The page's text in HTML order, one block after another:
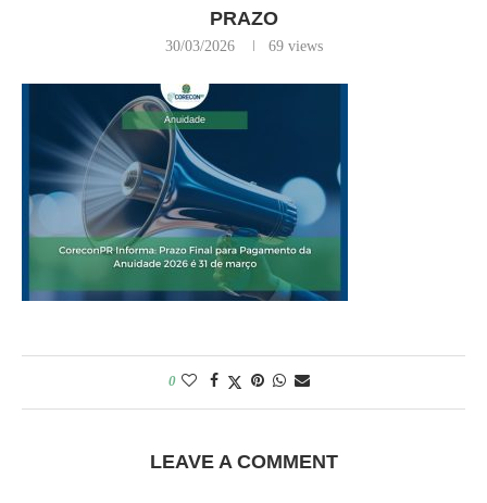
PRAZO
30/03/2026 69views
0
LEAVE A COMMENT